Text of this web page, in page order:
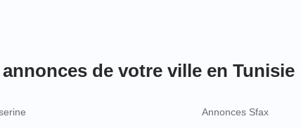
de votre ville en Tunisie
Annonces Sfax